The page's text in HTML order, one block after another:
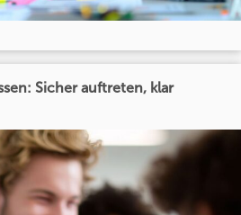
Sicher auftreten, klar